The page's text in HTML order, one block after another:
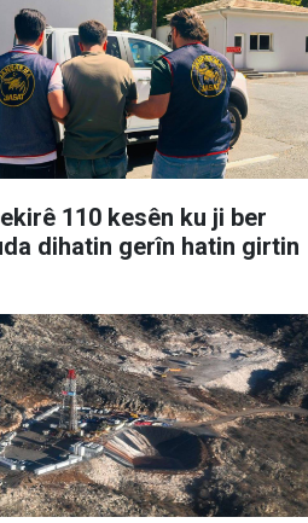
110 kesên ku ji ber
dihatin gerîn hatin girtin